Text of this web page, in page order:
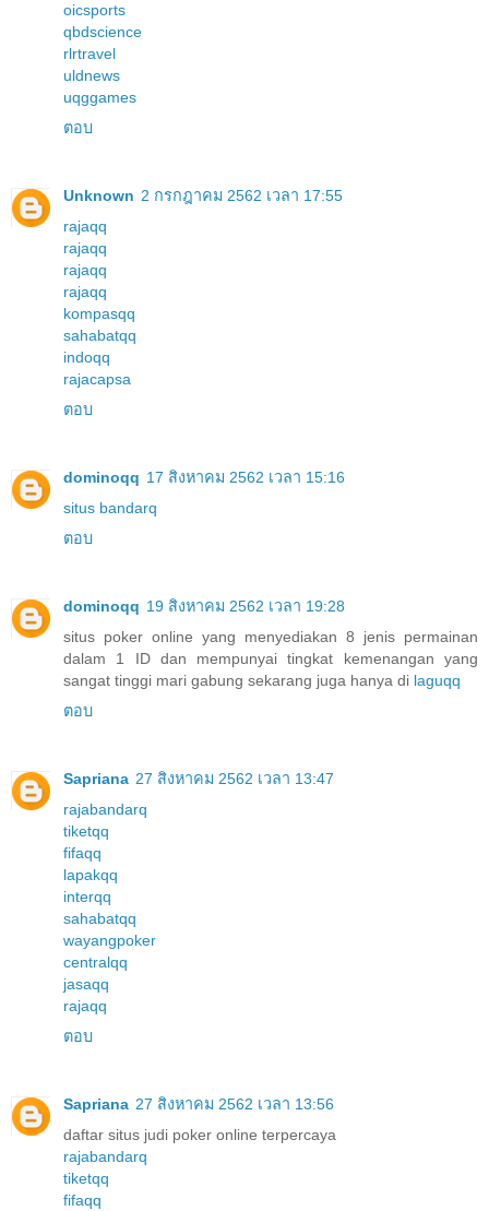
oicsports
qbdscience
rlrtravel
uldnews
uqggames
ตอบ
Unknown 2 กรกฎาคม 2562 เวลา 17:55
rajaqq
rajaqq
rajaqq
rajaqq
kompasqq
sahabatqq
indoqq
rajacapsa
ตอบ
dominoqq 17 สิงหาคม 2562 เวลา 15:16
situs bandarq
ตอบ
dominoqq 19 สิงหาคม 2562 เวลา 19:28
situs poker online yang menyediakan 8 jenis permainan
dalam 1 ID dan mempunyai tingkat kemenangan yang
sangat tinggi mari gabung sekarang juga hanya di laguqq
ตอบ
Sapriana 27 สิงหาคม 2562 เวลา 13:47
rajabandarq
tiketqq
fifaqq
lapakqq
interqq
sahabatqq
wayangpoker
centralqq
jasaqq
rajaqq
ตอบ
Sapriana 27 สิงหาคม 2562 เวลา 13:56
daftar situs judi poker online terpercaya
rajabandarq
tiketqq
fifaqq